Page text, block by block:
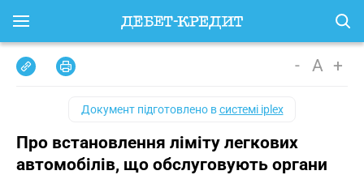
- A +
Документ підготовлено всистемі iplex
Про встановлення ліміту легкових
автомобілів, що обслуговують органи